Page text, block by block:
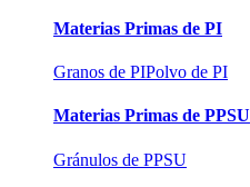
Materias Primas de PI
Granos de PIPolvo de PI
Materias Primas de PPSU
Gránulos de PPSU